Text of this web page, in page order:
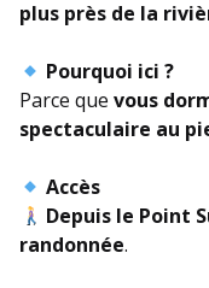
plus près de la
Pourquoi ici ?
Parce que vous
spectaculaire au
Accès
Depuis le Point
randonnée.